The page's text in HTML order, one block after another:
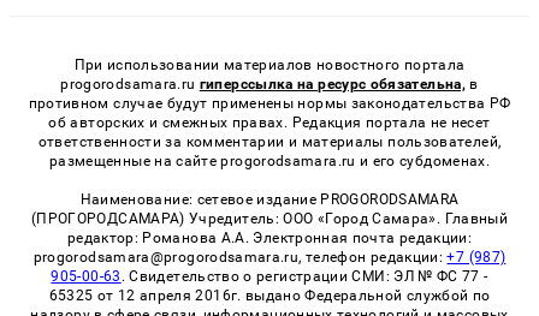
При использовании материалов новостного портала
progorodsamara.ru гиперссылка на ресурс обязательна, в
противном случае будут применены нормы законодательства РФ
об авторских и смежных правах. Редакция портала не несет
ответственности за комментарии и материалы пользователей,
размещенные на сайте progorodsamara.ru и его субдоменах.
Наименование: сетевое издание PROGORODSAMARA
(ПРОГОРОДСАМАРА) Учредитель: ООО «Город Самара». Главный
редактор: Романова А.А. Электронная почта редакции:
progorodsamara@progorodsamara.ru, телефон редакции:+7 (987)
905-00-63 . Свидетельство о регистрации СМИ: ЭЛ № ФС 77 -
65325 от 12 апреля 2016г. выдано Федеральной службой по